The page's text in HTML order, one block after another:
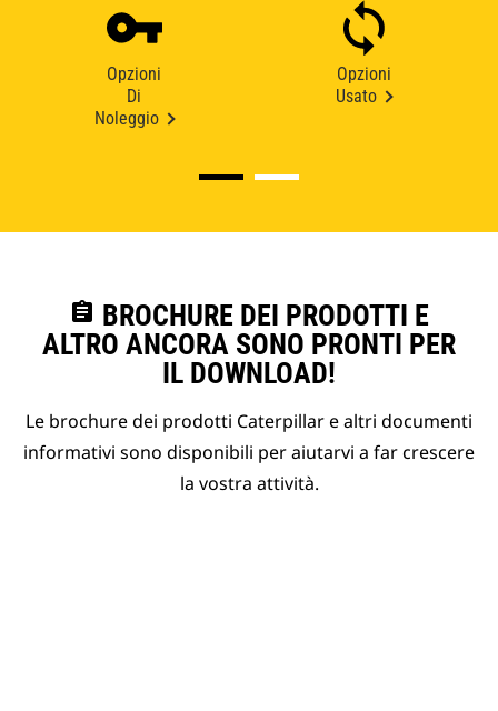
Opzioni
Di
Noleggio
Opzioni
Usato
assignment BROCHURE DEI PRODOTTI E
ALTRO ANCORA SONO PRONTI PER
IL DOWNLOAD!
Le brochure dei prodotti Caterpillar e altri documenti
informativi sono disponibili per aiutarvi a far crescere
la vostra attività.